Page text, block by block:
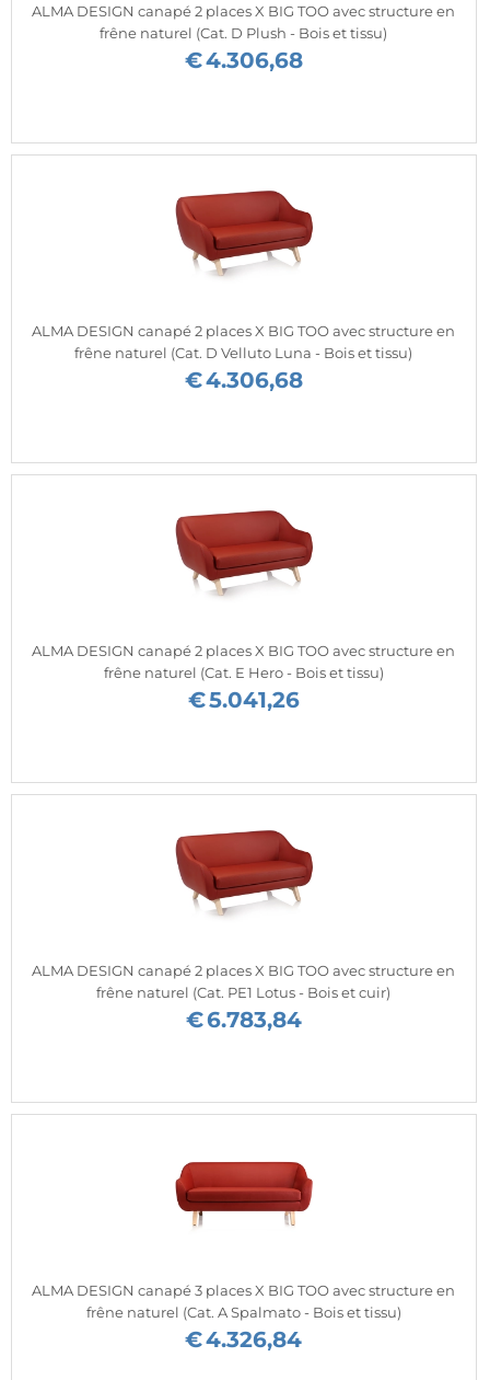
ALMA DESIGN canapé 2 places X BIG TOO avec structure en
frêne naturel (Cat. D Plush - Bois et tissu)
€4.306,68
ALMA DESIGN canapé 2 places X BIG TOO avec structure en
frêne naturel (Cat. D Velluto Luna - Bois et tissu)
€4.306,68
ALMA DESIGN canapé 2 places X BIG TOO avec structure en
frêne naturel (Cat. E Hero - Bois et tissu)
€5.041,26
ALMA DESIGN canapé 2 places X BIG TOO avec structure en
frêne naturel (Cat. PE1 Lotus - Bois et cuir)
€6.783,84
ALMA DESIGN canapé 3 places X BIG TOO avec structure en
frêne naturel (Cat. A Spalmato - Bois et tissu)
€4.326,84